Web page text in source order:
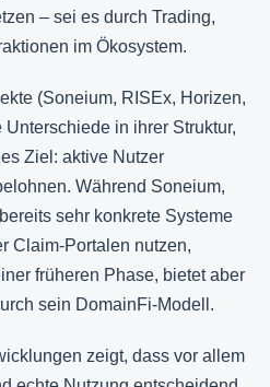
– sei es durch Trading,
im Ökosystem.
(Soneium, RISEx, Horizen,
in ihrer Struktur,
Ziel: aktive Nutzer
Während Soneium,
sehr konkrete Systeme
Claim-Portalen nutzen,
früheren Phase, bietet aber
sein DomainFi-Modell.
zeigt, dass vor allem